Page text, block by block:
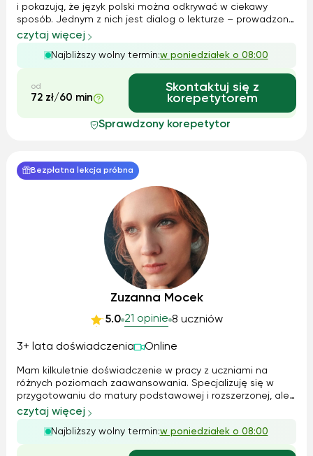
i pokazują, że język polski można odkrywać w ciekawy
sposób. Jednym z nich jest dialog o lekturze – prowadzony
przeze mnie w taki sposób, aby uczniowie sami dochodzili
do zrozumienia problematyki utworu, zamiast tylko
zapamiętywać gotowe interp...
czytaj więcej
Najbliższy wolny termin:w poniedziałek o 08:00
od
72 zł/60 min
Skontaktuj się z
korepetytorem
Sprawdzony korepetytor
Bezpłatna lekcja próbna
Zuzanna Mocek
5.0 21 opinie 8 uczniów
3+ lata doświadczenia Online
Mam kilkuletnie doświadczenie w pracy z uczniami na
różnych poziomach zaawansowania. Specjalizuję się w
przygotowaniu do matury podstawowej i rozszerzonej, ale
chętnie pomagam również młodszym uczniom. Moje
metody nauczania są dopasowane indywidualnie –
korzystam zarówno z klasycznych podręczników, ...
czytaj więcej
Najbliższy wolny termin:w poniedziałek o 08:00